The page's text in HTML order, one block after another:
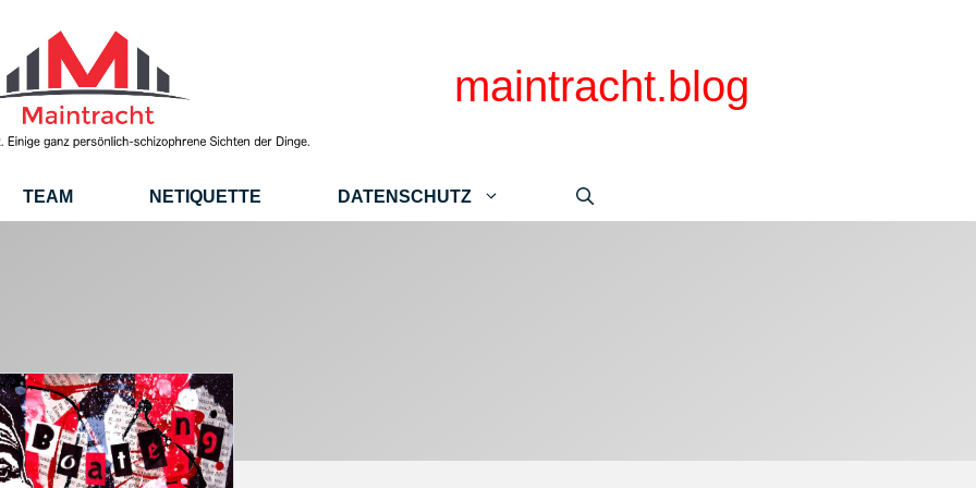
maintracht.blog
TEAM NETIQUETTE DATENSCHUTZ